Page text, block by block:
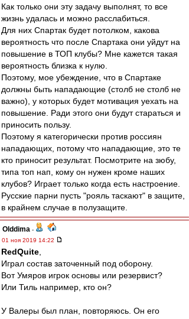
Как только они эту задачу выполнят, то все
жизнь удалась и можно расслабиться.
Для них Спартак будет потолком, какова
вероятность что после Спартака они уйдут на
повышение в ТОП клубы? Мне кажется такая
вероятность близка к нулю.
Поэтому, мое убеждение, что в Спартаке
должны быть нападающие (столб не столб не
важно), у которых будет мотивация уехать на
повышение. Ради этого они будут стараться и
приносить пользу.
Поэтому я категорически против россиян
нападающих, потому что нападающие, это те
кто приносит результат. Посмотрите на зюбу,
типа топ нап, кому он нужен кроме наших
клубов? Играет только когда есть настроение.
Русские парни пусть "рояль таскают" в защите,
в крайнем случае в полузащите.
Olddima -
01 ноя 2019 14:22
RedQuite
Играл состав заточенный под оборону.
Вот Умяров игрок основы или резервист?
Или Тиль например, кто он?
У Валеры был план, повторяюсь. Он его